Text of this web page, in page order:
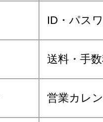
ID・パス
送料・手
営業カレ